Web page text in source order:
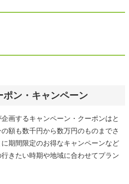
ン・キャンペーン
画するキャンペーン・クーポンはと
額も数千円から数万円のものまでさ
期間限定のお得なキャンペーンなど
きたい時期や地域に合わせてプラン